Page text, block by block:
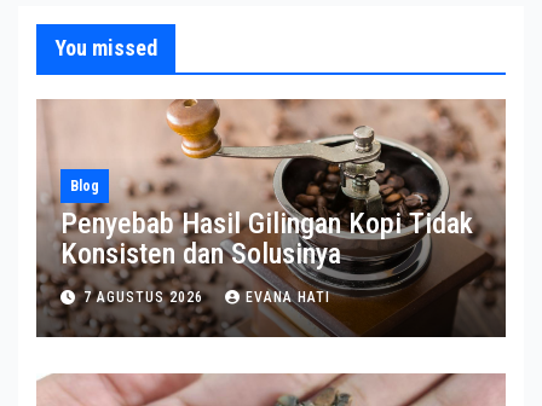
You missed
Blog
Penyebab Hasil Gilingan Kopi Tidak
Konsisten dan Solusinya
7 AGUSTUS 2026 EVANA HATI